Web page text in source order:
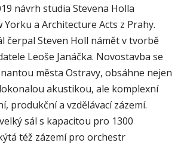
návrh studia Stevena Holla
Yorku a Architecture Acts z Prahy.
čerpal Steven Holl námět v tvorbě
Leoše Janáčka. Novostavba se
města Ostravy, obsáhne nejen
akustikou, ale komplexní
produkční a vzdělávací zázemí.
sál s kapacitou pro 1300
též zázemí pro orchestr